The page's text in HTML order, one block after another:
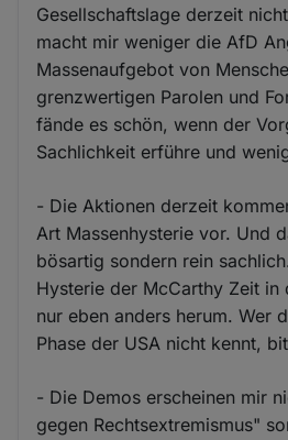
Gesellschaftslage derzeit
macht mir weniger die AfD
Massenaufgebot von
grenzwertigen Parolen und
fände es schön, wenn der
Sachlichkeit erführe und
- Die Aktionen derzeit
Art Massenhysterie vor. Und
bösartig sondern rein
Hysterie der McCarthy Zeit
nur eben anders herum. Wer
Phase der USA nicht kennt,
- Die Demos erscheinen mir
gegen Rechtsextremismus"